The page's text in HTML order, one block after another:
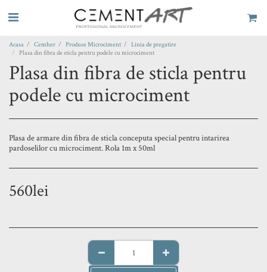
Acasa Cemher Produse Microciment
Linia de pregatire
Plasa din fibra de sticla pentru podele cu microciment
Plasa din fibra de sticla pentru
podele cu microciment
Plasa de armare din fibra de sticla conceputa special pentru intarirea
pardoselilor cu microciment. Rola 1m x 50ml
560lei